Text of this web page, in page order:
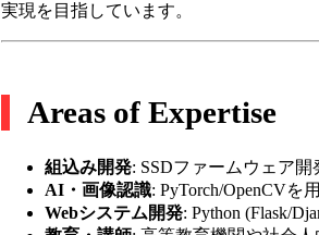
実現を目指しています。
Areas of Expertise
組込み開発: SSDファームウェア
AI・画像認識: PyTorch/OpenCVを
Webシステム開発: Python (Flask/